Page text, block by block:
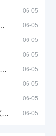
06-05
06-05
06-05
06-05
06-05
06-05
06-05
06-05